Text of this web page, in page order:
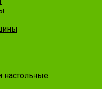
настольные